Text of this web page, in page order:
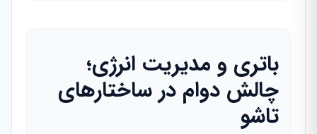
باتری و مدیریت انرژی؛
چالش دوام در ساختارهای
تاشو